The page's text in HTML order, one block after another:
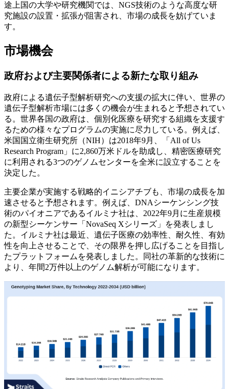
途上国の大学や研究機関では、NGS技術のような高度な研
究施設の設置・拡張が阻害され、市場の成長を妨げていま
す。
市場機会
政府および主要関係者による新たな取り組み
政府による遺伝子型解析研究への支援の拡大に伴い、世界の
遺伝子型解析市場には多くの機会が生まれると予想されてい
る。世界各国の政府は、個別化医療を研究する組織を支援す
るための様々なプログラムの実施に尽力している。例えば、
米国国立衛生研究所（NIH）は2018年9月、「All of Us
Research Program」に2,860万米ドルを助成し、精密医療研究
に利用される3つのゲノムセンターを全米に設立することを
決定した。
主要企業が実施する戦略的イニシアチブも、市場の成長を加
速させると予想されます。例えば、DNAシーケンシング技
術のパイオニアであるイルミナ社は、2022年9月に生産規模
の新型シーケンサー「NovaSeq Xシリーズ」を発表しまし
た。イルミナ社は最近、遺伝子医療の効率性、耐久性、有効
性を向上させることで、その限界を押し広げることを目指し
たプラットフォームを発表しました。同社の革新的な技術に
より、年間2万件以上のゲノム解析が可能になります。